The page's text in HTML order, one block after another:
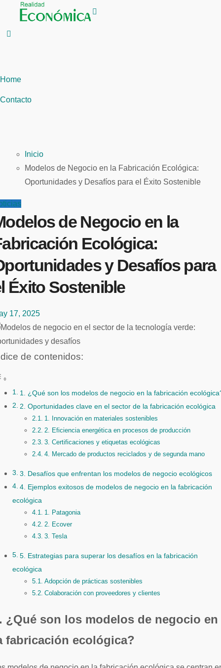
contenido
Home
Contacto
Inicio
Modelos de Negocio en la Fabricación Ecológica:
Oportunidades y Desafíos para el Éxito Sostenible
de Negocio en la
Ecológica:
y Desafíos para
Éxito Sostenible
17, 2025
de contenidos:
1. ¿Qué son los modelos de negocio en la fabricación
2. Oportunidades clave en el sector de la fabricación ecológica
1. Innovación en materiales sostenibles
2. Eficiencia energética en procesos de producción
3. Certificaciones y etiquetas ecológicas
4. Mercado de productos reciclados y de segunda mano
3. Desafíos que enfrentan los modelos de negocio ecológicos
4. Ejemplos exitosos de modelos de negocio en la fabricación
ecológica
1. Patagonia
2. Ecover
3. Tesla
5. Estrategias para superar los desafíos en la fabricación
ecológica
Adopción de prácticas sostenibles
Colaboración con proveedores y clientes
¿Qué son los modelos de negocio en
fabricación ecológica?